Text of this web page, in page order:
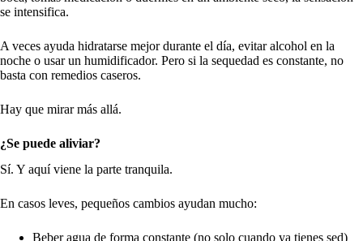
se intensifica.
A veces ayuda hidratarse mejor durante el día, evitar alcohol en la
noche o usar un humidificador. Pero si la sequedad es constante, no
basta con remedios caseros.
Hay que mirar más allá.
¿Se puede aliviar?
Sí. Y aquí viene la parte tranquila.
En casos leves, pequeños cambios ayudan mucho:
Beber agua de forma constante (no solo cuando ya tienes sed)